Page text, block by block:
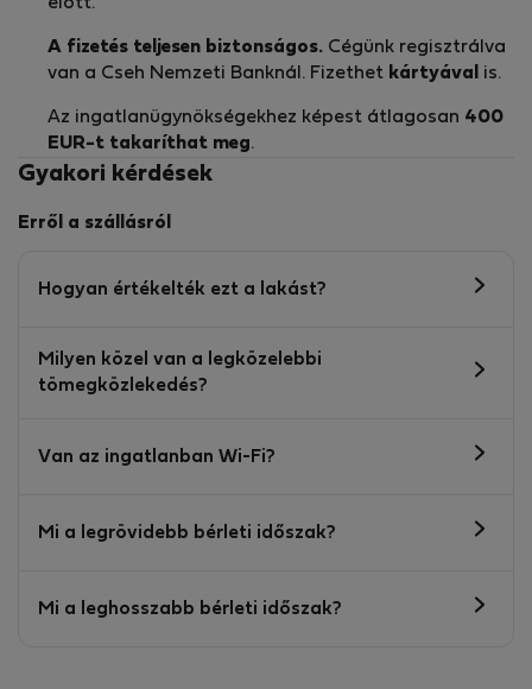
előtt.
A fizetés teljesen biztonságos. Cégünk regisztrálva
van a Cseh Nemzeti Banknál. Fizethet kártyával is.
Az ingatlanügynökségekhez képest átlagosan 400
EUR-t takaríthat meg.
Gyakori kérdések
Erről a szállásról
Hogyan értékelték ezt a lakást?
Milyen közel van a legközelebbi
tömegközlekedés?
Van az ingatlanban Wi-Fi?
Mi a legrövidebb bérleti időszak?
Mi a leghosszabb bérleti időszak?